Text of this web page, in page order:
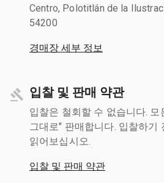
Centro, Polotitlán de la
54200
경매장 세부 정보
입찰 및 판매 약관
입찰은 철회할 수 없습니다. 모
그대로" 판매합니다. 입찰하기
읽어보십시오.
입찰 및 판매 약관